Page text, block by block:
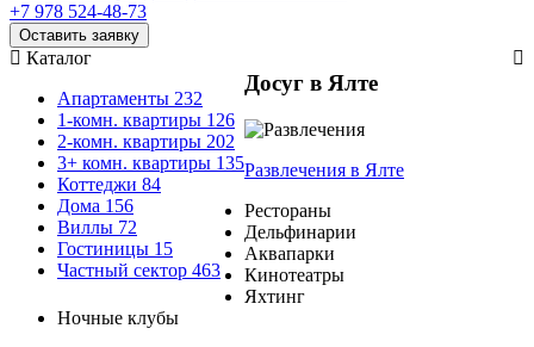
+7 978 524-48-73
Оставить заявку
Каталог
Апартаменты 232
1-комн. квартиры 126
2-комн. квартиры 202
3+ комн. квартиры 135
Коттеджи 84
Дома 156
Виллы 72
Гостиницы 15
Частный сектор 463
Досуг в Ялте
Развлечения в Ялте
Рестораны
Дельфинарии
Аквапарки
Кинотеатры
Яхтинг
Ночные клубы